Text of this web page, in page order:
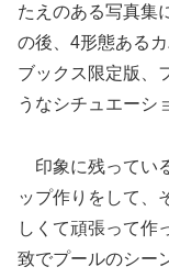
たえのある写真集
の後、4形態ある
ブックス限定版、
うなシチュエーシ
印象に残ってい
ップ作りをして、
しくて頑張って作
致でプールのシー